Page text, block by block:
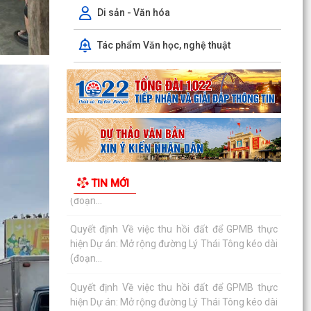
Di sản - Văn hóa
Tác phẩm Văn học, nghệ thuật
TIN MỚI
(đoạn...
Quyết định Về việc thu hồi đất để GPMB thực
hiện Dự án: Mở rộng đường Lý Thái Tông kéo dài
(đoạn...
Quyết định Về việc thu hồi đất để GPMB thực
hiện Dự án: Mở rộng đường Lý Thái Tông kéo dài
(đoạn...
Quyết định Về việc thu hồi đất để GPMB thực
(đoạn...
hiện Dự án: Mở rộng đường Lý Thái Tông kéo dài
(đoạn...
hiện Dự án: Mở rộng đường Lý Thái Tông kéo dài
(đoạn...